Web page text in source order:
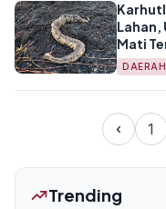
Lahan,
Mati
DAERAH
‹ 1
Trending